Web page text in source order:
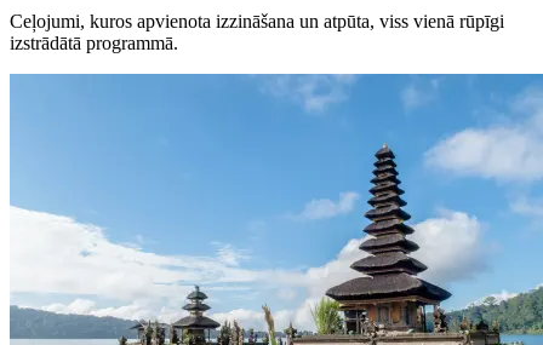
Ceļojumi, kuros apvienota izzināšana un atpūta, viss vienā rūpīgi
izstrādātā programmā.